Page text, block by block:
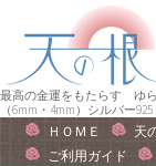
ー
シ
ン
ツ
最高の金運をもたらす ゆ
（6mm・4mm）シルバー925
ＨＯＭＥ 天
ご利用ガイド